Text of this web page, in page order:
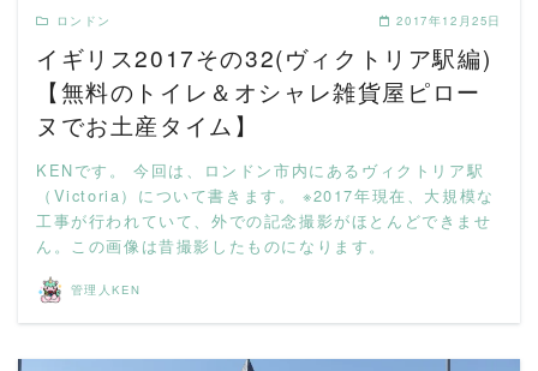
ロンドン 2017年12月25日
イギリス2017その32(ヴィクトリア駅編)
【無料のトイレ＆オシャレ雑貨屋ピロー
ヌでお土産タイム】
KENです。 今回は、ロンドン市内にあるヴィクトリア駅
（Victoria）について書きます。 ※2017年現在、大規模な
工事が行われていて、外での記念撮影がほとんどできませ
ん。この画像は昔撮影したものになります。
管理人KEN